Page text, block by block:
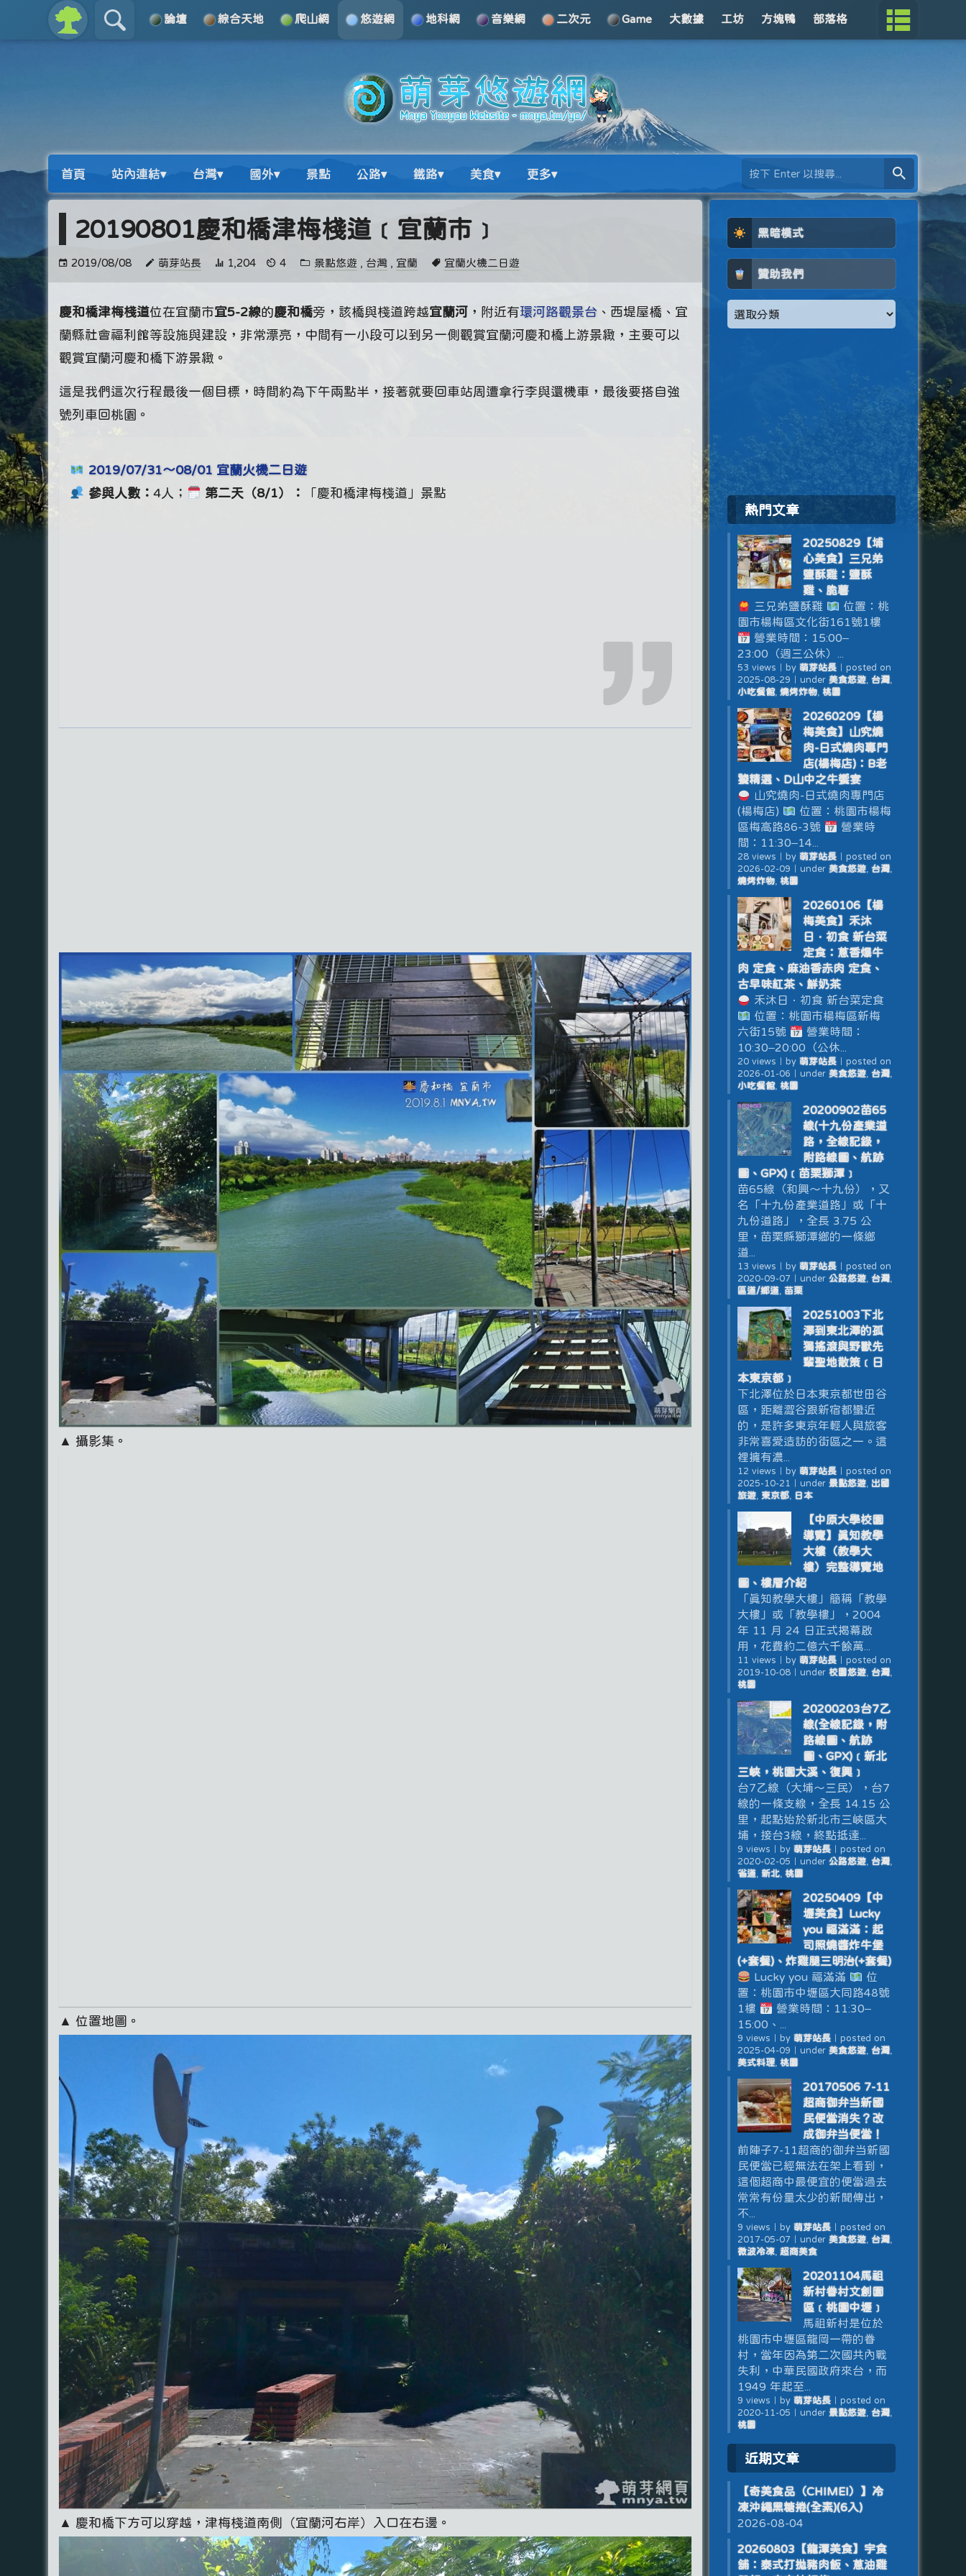
論壇 綜合天地 爬山網 悠遊網 地科網 音樂網 二次元 Game 大數據 工坊 方塊鴨 部落格
首頁 站內連結▾ 台灣▾ 國外▾ 景點 公路▾ 鐵路▾ 美食▾ 更多▾
20190801慶和橋津梅棧道﹝宜蘭市﹞
2019/08/08 萌芽站長 1,204 4 景點悠遊 , 台灣 , 宜蘭 宜蘭火機二日遊
慶和橋津梅棧道位在宜蘭市宜5-2線的慶和橋旁，該橋與棧道跨越宜蘭河 ，附近有環河路觀景台 、西堤屋橋、宜
蘭縣社會福利館等設施與建設，非常漂亮，中間有一小段可以到另一側觀賞宜蘭河慶和橋上游景緻，主要可以
觀賞宜蘭河慶和橋下游景緻。
這是我們這次行程最後一個目標，時間約為下午兩點半，接著就要回車站周遭拿行李與還機車，最後要搭自強
號列車回桃園。
2019/07/31～08/01 宜蘭火機二日遊
參與人數： 4人； 第二天（8/1）： 「慶和橋津梅棧道」景點
▲ 攝影集。
▲ 位置地圖。
▲ 慶和橋下方可以穿越，津梅棧道南側（宜蘭河右岸）入口在右邊。
黑暗模式
贊助我們
熱門文章
20250829【埔
心美食】三兄弟
鹽酥雞：鹽酥
雞、脆薯
三兄弟鹽酥雞
位置：桃
園市楊梅區文化街161號1樓
營業時間：15:00–
23:00（週三公休）...
53 views by 萌芽站長｜ posted on
2025-08-29
under 美食悠遊, 台灣,
小吃餐館, 燒烤炸物, 桃園
20260209【楊
梅美食】山究燒
肉-日式燒肉專門
店(楊梅店)：B老
饕精選、D山中之牛饗宴
山究燒肉-日式燒肉專門店
(楊梅店)
位置：桃園市楊梅
區梅高路86-3號
營業時
間：11:30–14...
28 views by 萌芽站長｜ posted on
2026-02-09
under 美食悠遊, 台灣,
燒烤炸物, 桃園
20260106【楊
梅美食】禾沐
日．初食 新台菜
定食：蔥香爆牛
肉 定食、麻油香赤肉 定食、
古早味紅茶、鮮奶茶
禾沐日．初食 新台菜定食
位置：桃園市楊梅區新梅
六街15號
營業時間：
10:30–20:00（公休...
20 views by 萌芽站長｜ posted on
2026-01-06
under 美食悠遊, 台灣,
小吃餐館, 桃園
20200902苗65
線(十九份產業道
路，全線記錄，
附路線圖、航跡
圖、GPX)﹝苗栗獅潭﹞
苗65線（和興～十九份），又
名「十九份產業道路」或「十
九份道路」，全長 3.75 公
里，苗栗縣獅潭鄉的一條鄉
道...
13 views by 萌芽站長｜ posted on
2020-09-07
under 公路悠遊, 台灣,
區道/鄉道, 苗栗
20251003下北
澤到東北澤的孤
獨搖滾與野獸先
輩聖地散策﹝日
本東京都﹞
下北澤位於日本東京都世田谷
區，距離澀谷跟新宿都蠻近
的，是許多東京年輕人與旅客
非常喜愛造訪的街區之一。這
裡擁有濃...
12 views by 萌芽站長｜ posted on
2025-10-21
under 景點悠遊, 出國
旅遊, 東京都, 日本
【中原大學校園
導覽】真知教學
大樓（教學大
樓）完整導覽地
圖、樓層介紹
「真知教學大樓」簡稱「教學
大樓」或「教學樓」，2004
年 11 月 24 日正式揭幕啟
用，花費約二億六千餘萬...
11 views by 萌芽站長｜ posted on
2019-10-08｜ under 校園悠遊, 台灣,
桃園
20200203台7乙
線(全線記錄，附
路線圖、航跡
圖、GPX)﹝新北
三峽，桃園大溪、復興﹞
台7乙線（大埔～三民），台7
線的一條支線，全長 14.15 公
里，起點始於新北市三峽區大
埔，接台3線，終點抵達...
9 views by 萌芽站長｜ posted on
2020-02-05
under 公路悠遊, 台灣,
省道, 新北, 桃園
20250409【中
壢美食】Lucky
you 福滿滿：起
司照燒醬炸牛堡
(+套餐)、炸雞腿三明治(+套餐)
Lucky you 福滿滿
位
置：桃園市中壢區大同路48號
1樓
營業時間：11:30–
15:00、...
9 views by 萌芽站長｜ posted on
2025-04-09
under 美食悠遊, 台灣,
美式料理, 桃園
20170506 7-11
超商御弁当新國
民便當消失？改
成御弁当便當！
前陣子7-11超商的御弁当新國
民便當已經無法在架上看到，
這個超商中最便宜的便當過去
常常有份量太少的新聞傳出，
不...
9 views by 萌芽站長｜ posted on
2017-05-07
under 美食悠遊, 台灣,
微波冷凍, 超商美食
20201104馬祖
新村眷村文創園
區﹝桃園中壢﹞
馬祖新村是位於
桃園市中壢區龍岡一帶的眷
村，當年因為第二次國共內戰
失利，中華民國政府來台，而
1949 年起至...
9 views by 萌芽站長｜ posted on
2020-11-05
under 景點悠遊, 台灣,
桃園
近期文章
【奇美食品（CHIMEI）】冷
凍沖繩黑糖捲(全素)(6入)
2026-08-04
20260803【龍潭美食】宇食
舖：泰式打拋豬肉飯、蔥油雞